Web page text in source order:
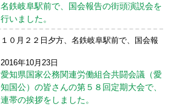
策部長、もとむらで訴えました。 ３つの署名
①長時間労働是 ...
名鉄岐阜駅前で、国会報告の街頭演説会を
行いました。
１０月２２日夕方、名鉄岐阜駅前で、国会報
市議も参加！！ 東海ブロック関係議員が順番
に伺い国会報告。井上さとし参院国対委員長
→もとむら→武田良介参議院議員→島津ゆき
ひろ衆議院議員と ...
続きを読む →
2016年10月23日
愛知県国家公務関連労働組合共闘会議（愛
知国公）の皆さんの第５８回定期大会で、
連帯の挨拶をしました。